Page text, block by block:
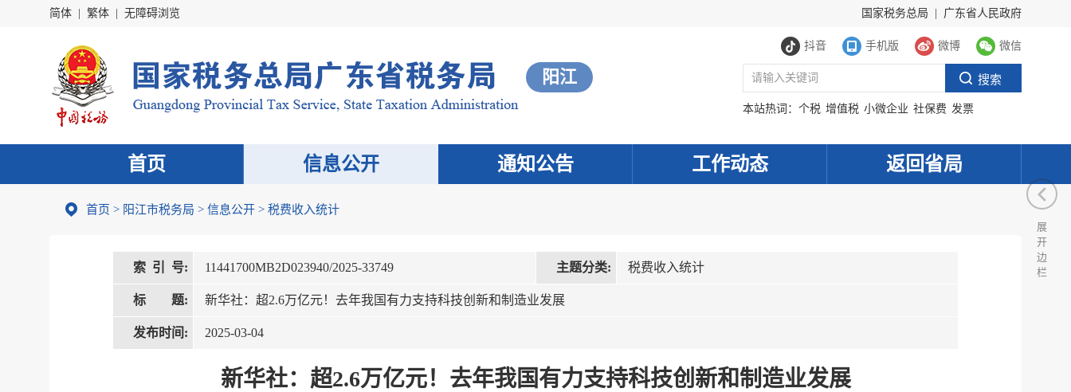
简体 繁体 无障碍浏览 国家税务总局 广东省人民政府
抖音 手机版 微博 微信
阳江
本站热词： 个税 增值税 小微企业 社保费 发票
首页 信息公开 通知公告 工作动态 返回省局
首页 > 阳江市税务局 > 信息公开 > 税费收入统计
索 引 号: 11441700MB2D023940/2025-33749 主题分类: 税费收入统计
标 题: 新华社：超2.6万亿元！去年我国有力支持科技创新和制造业发展
发布时间: 2025-03-04
新华社：超2.6万亿元！去年我国有力支持科技创新和制造业发展
展
开
边
栏